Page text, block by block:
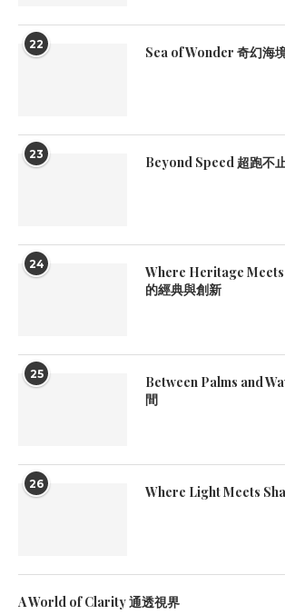
22 Sea of Wonder 奇幻海
23 Beyond Speed 超跑不
24
Where Heritage
的經典與創新
25
Between Palms and
間
26 Where Light Meets
A World of Clarity 通透視界